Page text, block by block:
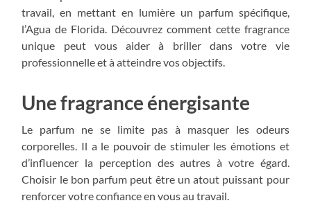
travail, en mettant en lumière un parfum spécifique,
l’Agua de Florida. Découvrez comment cette fragrance
unique peut vous aider à briller dans votre vie
professionnelle et à atteindre vos objectifs.
Une fragrance énergisante
Le parfum ne se limite pas à masquer les odeurs
corporelles. Il a le pouvoir de stimuler les émotions et
d’influencer la perception des autres à votre égard.
Choisir le bon parfum peut être un atout puissant pour
renforcer votre confiance en vous au travail.